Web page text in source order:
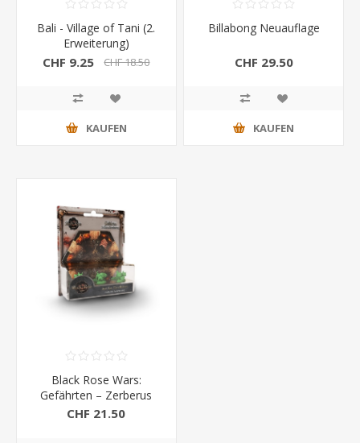
Bali - Village of Tani (2.
Erweiterung)
CHF 9.25 CHF 18.50
KAUFEN
Billabong Neuauflage
CHF 29.50
KAUFEN
Black Rose Wars:
Gefährten – Zerberus
Erw.
CHF 21.50